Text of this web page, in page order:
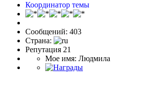
Координатор темы
Сообщений: 403
Страна:
Репутация 21
Мое имя: Людмила